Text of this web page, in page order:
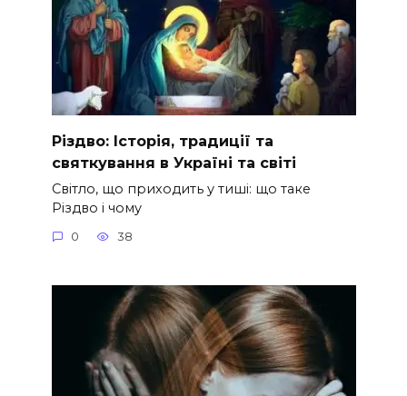
Різдво: Історія, традиції та
святкування в Україні та світі
Світло, що приходить у тиші: що таке
Різдво і чому
0 38